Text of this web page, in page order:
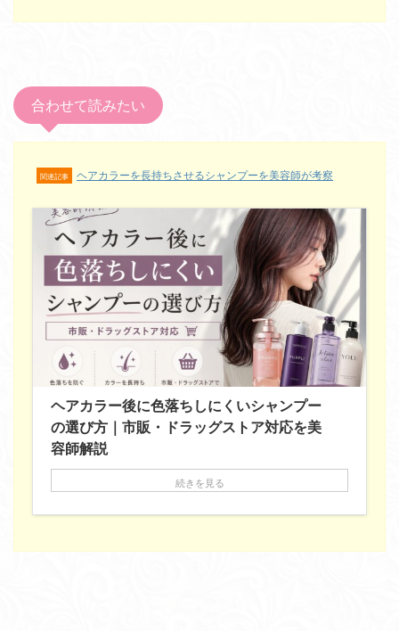
合わせて読みたい
関連記事 ヘアカラーを長持ちさせるシャンプーを美容師が考察
ヘアカラー後に色落ちしにくいシャンプー
の選び方｜市販・ドラッグストア対応を美
容師解説
続きを見る